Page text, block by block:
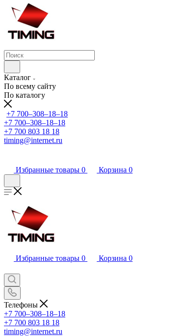
Каталог
По всему сайту
По каталогу
+7 700‒308‒18‒18
+7 700‒308‒18‒18
+7 700 803 18 18
timing@internet.ru
Избранные товары 0 Корзина 0
Избранные товары 0 Корзина 0
Телефоны
+7 700‒308‒18‒18
+7 700 803 18 18
timing@internet.ru